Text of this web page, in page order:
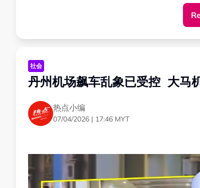
“如果有进一步的提控指示，警方将对外公布更多
警方的调查结果显示，3名嫌犯年龄介于30至50
甲洞肉骨茶店伤人案
青年“对视”遭3醉汉围殴
这一宗引起全网公愤的暴力事件，发生于5月7
长发青年正在店外用餐，疑似在抬头时与邻桌食
社会
丹州机场飙车乱象已受控 大马
热点小编
07/04/2026 | 17:46 MYT